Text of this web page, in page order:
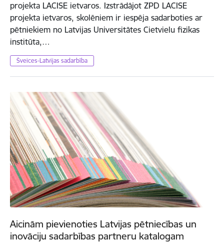
projekta LACISE ietvaros. Izstrādājot ZPD LACISE
projekta ietvaros, skolēniem ir iespēja sadarboties ar
pētniekiem no Latvijas Universitātes Cietvielu fizikas
institūta,…
Šveices-Latvijas sadarbība
Aicinām pievienoties Latvijas pētniecības un
inovāciju sadarbības partneru katalogam